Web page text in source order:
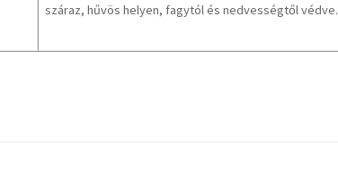
száraz, hűvös helyen, fagytól és nedvességtől védve.